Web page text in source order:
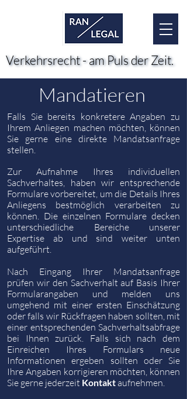
Verkehrsrecht - am Puls der Zeit.
Verkehrsrecht - am Puls der Zeit.
Mandatieren
Falls Sie bereits konkretere Angaben zu
Ihrem Anliegen machen möchten, können
Sie gerne eine direkte Mandatsanfrage
stellen.
Zur Aufnahme Ihres individuellen
Sachverhaltes, haben wir entsprechende
Formulare vorbereitet, um die Details Ihres
Anliegens bestmöglich verarbeiten zu
können. Die einzelnen Formulare decken
unterschiedliche Bereiche unserer
Expertise ab und sind weiter unten
aufgeführt.
Nach Eingang Ihrer Mandatsanfrage
prüfen wir den Sachverhalt auf Basis Ihrer
Formularangaben und melden uns
umgehend mit einer ersten Einschätzung
oder falls wir Rückfragen haben sollten, mit
einer entsprechenden Sachverhaltsabfrage
bei Ihnen zurück. Falls sich nach dem
Einreichen Ihres Formulars neue
Informationen ergeben sollten oder Sie
Ihre Angaben korrigieren möchten, können
Sie gerne jederzeit Kontakt aufnehmen.